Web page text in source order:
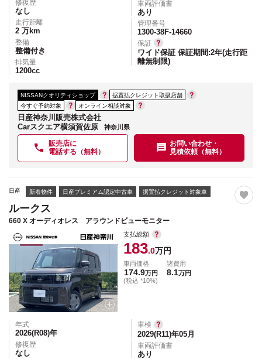
修復歴
なし
走行距離
2 万km
整備
整備付き
排気量
1200cc
車両評価書
あり
管理番号
1300-38F-14660
保証
ワイド保証 保証期間:2年(走行距
離無制限)
NISSANクオリティショップ
据置払クレジット取扱店舗
今すぐ予約対象
オンライン相談対象
日産神奈川販売株式会社
Carスクエア横須賀佐原
神奈川県
販売店に
電話する（無料）
お問い合わせ・
見積依頼（無料）
日産 新着物件 日産プレミアム認定中古車 据置払クレジット対象車
ルークス
660 X オーディオレス アラウンドビューモニター
支払総額
183.0万円
車両価格
174.9万円
(税込 *10%)
諸費用
8.1万円
年式
2026(R08)年
修復歴
なし
車検
2029(R11)年05月
車両評価書
あり